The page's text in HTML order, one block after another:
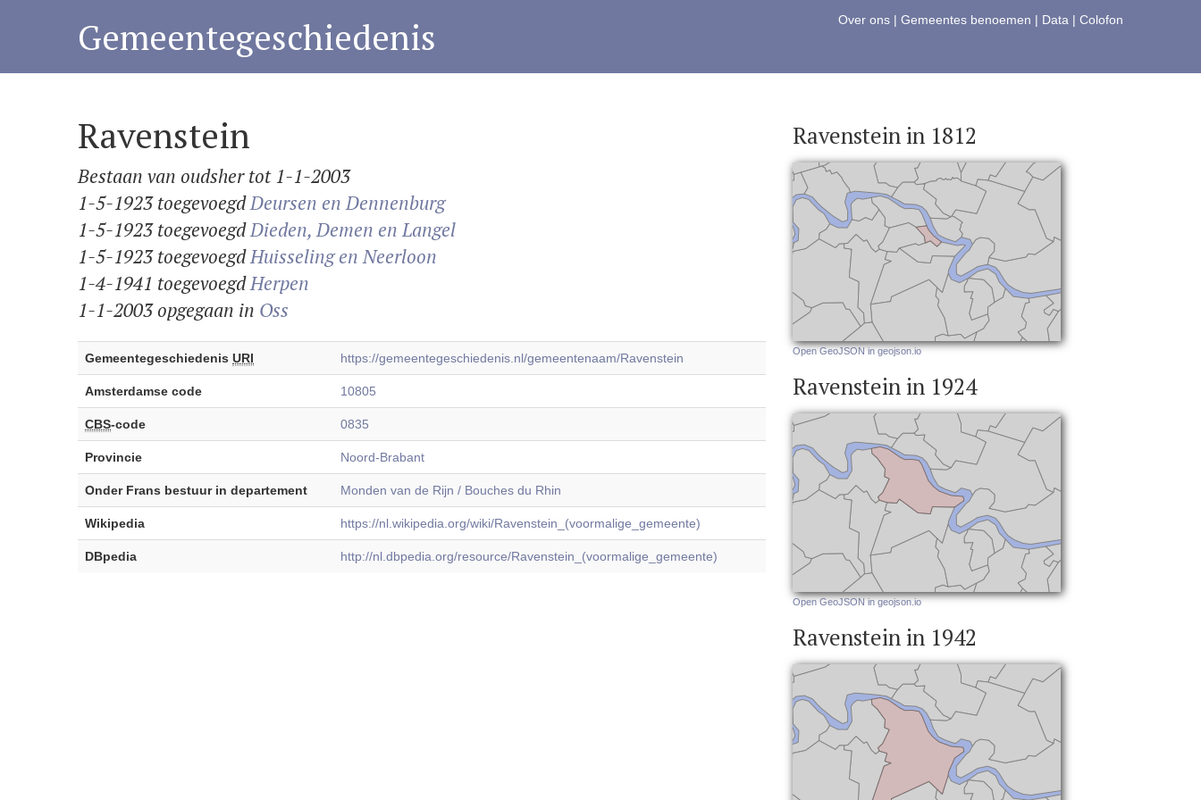
Over ons | Gemeentes benoemen | Data | Colofon
Gemeentegeschiedenis
Ravenstein
Bestaan van oudsher tot 1-1-2003
1-5-1923 toegevoegdDeursen en Dennenburg
1-5-1923 toegevoegdDieden, Demen en Langel
1-5-1923 toegevoegdHuisseling en Neerloon
1-4-1941 toegevoegdHerpen
1-1-2003 opgegaan in Oss
Gemeentegeschiedenis URI https://gemeentegeschiedenis.nl/gemeentenaam/Ravenstein
Amsterdamse code 10805
CBS-code 0835
Provincie Noord-Brabant
Onder Frans bestuur in departement Monden van de Rijn / Bouches du Rhin
Wikipedia https://nl.wikipedia.org/wiki/Ravenstein_(voormalige_gemeente)
DBpedia http://nl.dbpedia.org/resource/Ravenstein_(voormalige_gemeente)
Ravenstein in 1812
Open GeoJSON in geojson.io
Ravenstein in 1924
Open GeoJSON in geojson.io
Ravenstein in 1942